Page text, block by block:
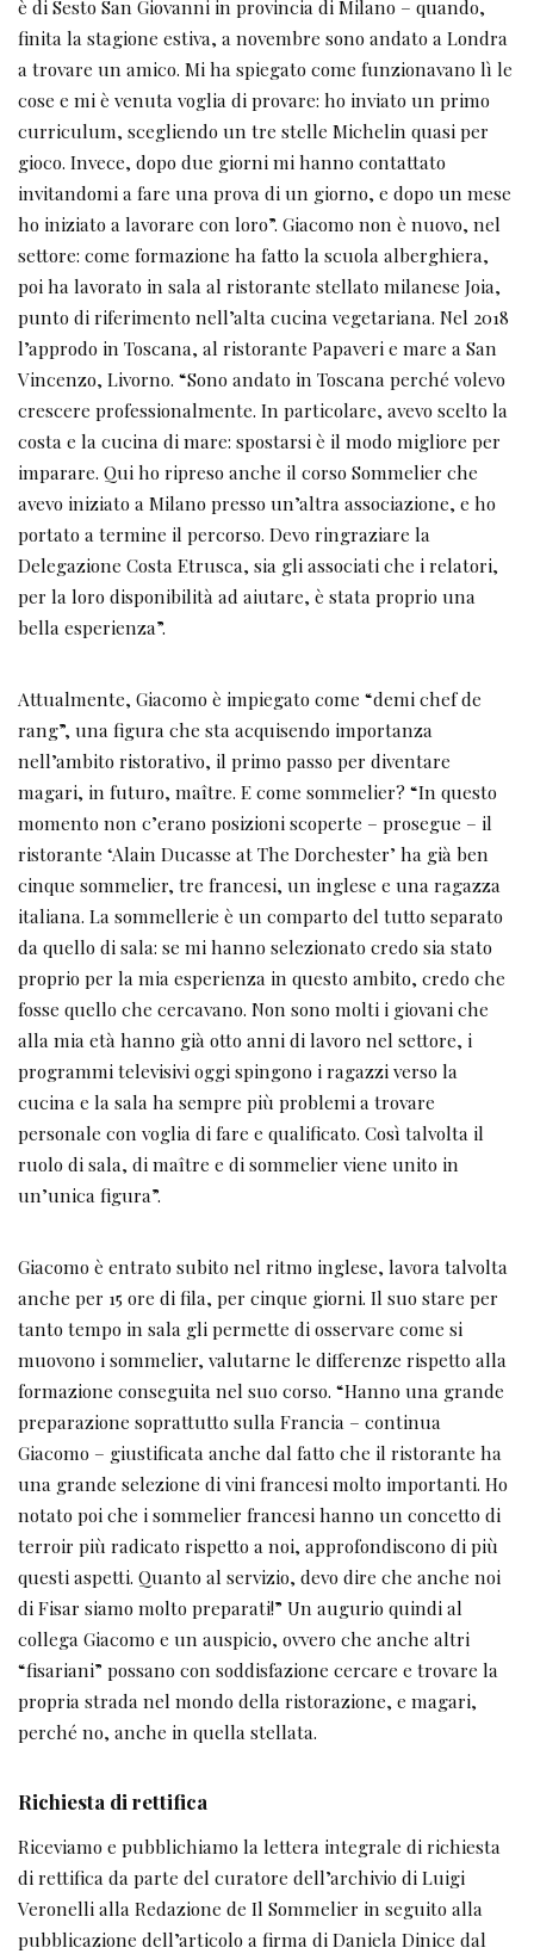
è di Sesto San Giovanni in provincia di Milano – quando,
finita la stagione estiva, a novembre sono andato a Londra
a trovare un amico. Mi ha spiegato come funzionavano lì le
cose e mi è venuta voglia di provare: ho inviato un primo
curriculum, scegliendo un tre stelle Michelin quasi per
gioco. Invece, dopo due giorni mi hanno contattato
invitandomi a fare una prova di un giorno, e dopo un mese
ho iniziato a lavorare con loro”. Giacomo non è nuovo, nel
settore: come formazione ha fatto la scuola alberghiera,
poi ha lavorato in sala al ristorante stellato milanese Joia,
punto di riferimento nell’alta cucina vegetariana. Nel 2018
l’approdo in Toscana, al ristorante Papaveri e mare a San
Vincenzo, Livorno. “Sono andato in Toscana perché volevo
crescere professionalmente. In particolare, avevo scelto la
costa e la cucina di mare: spostarsi è il modo migliore per
imparare. Qui ho ripreso anche il corso Sommelier che
avevo iniziato a Milano presso un’altra associazione, e ho
portato a termine il percorso. Devo ringraziare la
Delegazione Costa Etrusca, sia gli associati che i relatori,
per la loro disponibilità ad aiutare, è stata proprio una
bella esperienza”.
Attualmente, Giacomo è impiegato come “demi chef de
rang”, una figura che sta acquisendo importanza
nell’ambito ristorativo, il primo passo per diventare
magari, in futuro, maître. E come sommelier? “In questo
momento non c’erano posizioni scoperte – prosegue – il
ristorante ‘Alain Ducasse at The Dorchester’ ha già ben
cinque sommelier, tre francesi, un inglese e una ragazza
italiana. La sommellerie è un comparto del tutto separato
da quello di sala: se mi hanno selezionato credo sia stato
proprio per la mia esperienza in questo ambito, credo che
fosse quello che cercavano. Non sono molti i giovani che
alla mia età hanno già otto anni di lavoro nel settore, i
programmi televisivi oggi spingono i ragazzi verso la
cucina e la sala ha sempre più problemi a trovare
personale con voglia di fare e qualificato. Così talvolta il
ruolo di sala, di maître e di sommelier viene unito in
un’unica figura”.
Giacomo è entrato subito nel ritmo inglese, lavora talvolta
anche per 15 ore di fila, per cinque giorni. Il suo stare per
tanto tempo in sala gli permette di osservare come si
muovono i sommelier, valutarne le differenze rispetto alla
formazione conseguita nel suo corso. “Hanno una grande
preparazione soprattutto sulla Francia – continua
Giacomo – giustificata anche dal fatto che il ristorante ha
una grande selezione di vini francesi molto importanti. Ho
notato poi che i sommelier francesi hanno un concetto di
terroir più radicato rispetto a noi, approfondiscono di più
questi aspetti. Quanto al servizio, devo dire che anche noi
di Fisar siamo molto preparati!” Un augurio quindi al
collega Giacomo e un auspicio, ovvero che anche altri
“fisariani” possano con soddisfazione cercare e trovare la
propria strada nel mondo della ristorazione, e magari,
perché no, anche in quella stellata.
Richiesta di rettifica
Riceviamo e pubblichiamo la lettera integrale di richiesta
di rettifica da parte del curatore dell’archivio di Luigi
Veronelli alla Redazione de Il Sommelier in seguito alla
pubblicazione dell’articolo a firma di Daniela Dinice dal